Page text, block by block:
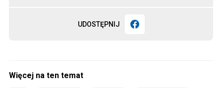
UDOSTĘPNIJ